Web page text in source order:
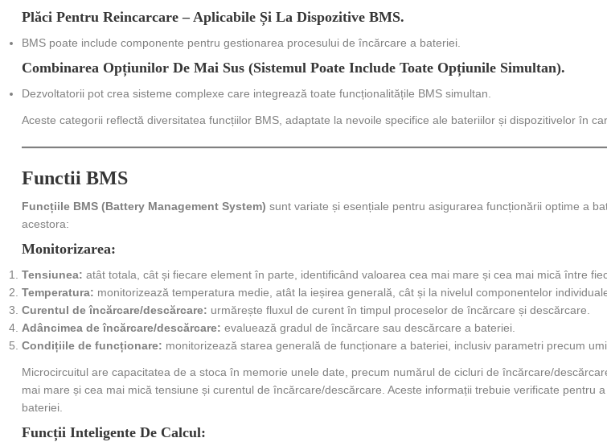
Plăci Pentru Reincarcare – Aplicabile Și La Dispozitive BMS.
BMS poate include componente pentru gestionarea procesului de încărcare a bateriei.
Combinarea Opțiunilor De Mai Sus (sistemul Poate Include Toate Opțiunile Simultan).
Dezvoltatorii pot crea sisteme complexe care integrează toate funcționalitățile BMS simultan.
Aceste categorii reflectă diversitatea funcțiilor BMS, adaptate la nevoile specifice ale bateriilor și dispozitivelor în
Functii BMS
Funcțiile BMS (Battery Management System) sunt variate și esențiale pentru asigurarea funcționării optime a
acestora:
Monitorizarea:
Tensiunea: atât totala, cât și fiecare element în parte, identificând valoarea cea mai mare și cea mai mică între
Temperatura: monitorizează temperatura medie, atât la ieșirea generală, cât și la nivelul componentelor
Curentul de încărcare/descărcare: urmărește fluxul de curent în timpul proceselor de încărcare și descărcare.
Adâncimea de încărcare/descărcare: evaluează gradul de încărcare sau descărcare a bateriei.
Condițiile de funcționare: monitorizează starea generală de funcționare a bateriei, inclusiv parametri precum
Microcircuitul are capacitatea de a stoca în memorie unele date, precum numărul de cicluri de încărcare/
mai mare și cea mai mică tensiune și curentul de încărcare/descărcare. Aceste informații trebuie verificate pentru
bateriei.
Funcții Inteligente De Calcul: